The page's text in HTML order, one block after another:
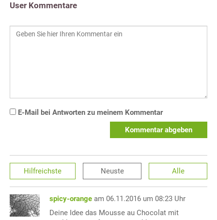
User Kommentare
E-Mail bei Antworten zu meinem Kommentar
Kommentar abgeben
Hilfreichste Neuste Alle
spicy-orange am 06.11.2016 um 08:23 Uhr
Deine Idee das Mousse au Chocolat mit